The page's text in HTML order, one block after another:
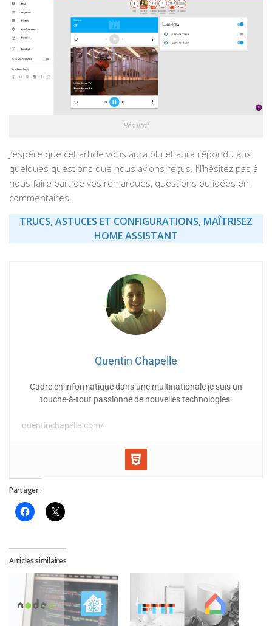
Résultat
J’espère que cet article vous aura plu et aura répondu aux
quelques questions que nous avions reçus. N’hésitez pas à
nous faire part de vos remarques, questions ou idées en
commentaires.
TRUCS, ASTUCES ET CONFIGURATIONS, MAÎTRISEZ
HOME ASSISTANT
Quentin Chapelle
Cadre en informatique dans une multinationale je suis un
touche-à-tout passionné de nouvelles technologies.
quentinchapelle.com/
Partager :
Articles similaires